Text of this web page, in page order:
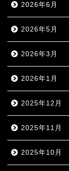
2026年6月
2026年5月
2026年3月
2026年1月
2025年12月
2025年11月
2025年10月